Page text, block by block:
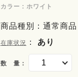
カラー : ホワイト
商品種別：通常商品
在庫状況 ： あり
数 量：